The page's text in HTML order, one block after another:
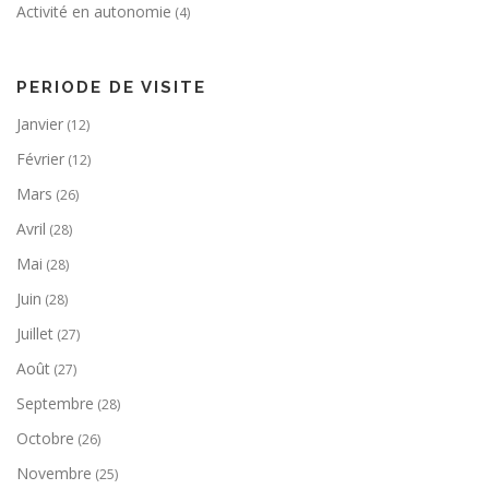
Activité en autonomie (4)
PERIODE DE VISITE
Janvier (12)
Février (12)
Mars (26)
Avril (28)
Mai (28)
Juin (28)
Juillet (27)
Août (27)
Septembre (28)
Octobre (26)
Novembre (25)